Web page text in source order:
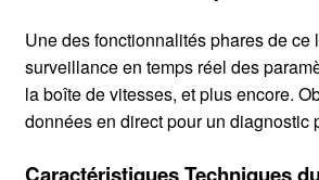
Une des fonctionnalités phares de ce
surveillance en temps réel des
la boîte de vitesses, et plus encore.
données en direct pour un diagnostic